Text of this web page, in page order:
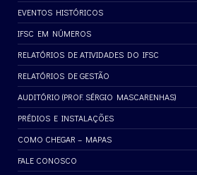
EVENTOS HISTÓRICOS
IFSC EM NÚMEROS
RELATÓRIOS DE ATIVIDADES DO IFSC
RELATÓRIOS DE GESTÃO
AUDITÓRIO (PROF. SÉRGIO MASCARENHAS)
PRÉDIOS E INSTALAÇÕES
COMO CHEGAR – MAPAS
FALE CONOSCO